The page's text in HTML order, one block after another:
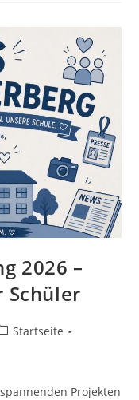
2026 –
Schüler
Startseite
Projekten